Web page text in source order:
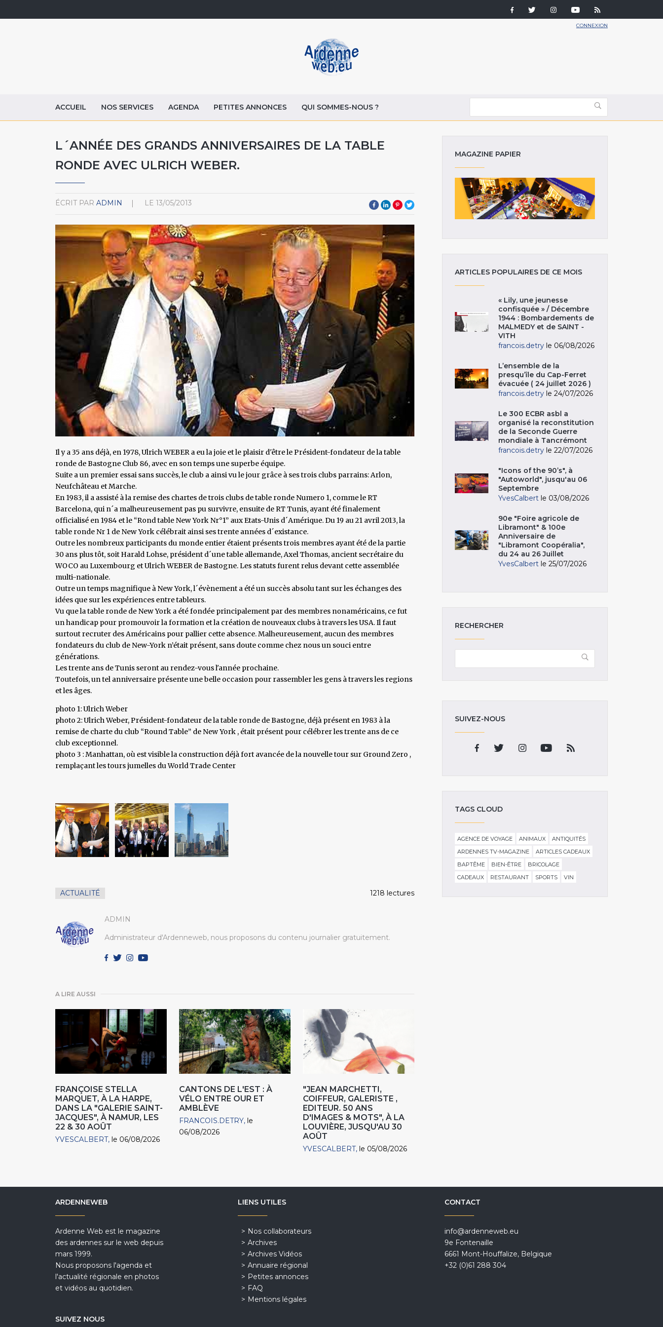
CONNEXION
ACCUEIL NOS SERVICES AGENDA PETITES ANNONCES QUI SOMMES-NOUS ?
L´ANNÉE DES GRANDS ANNIVERSAIRES DE LA TABLE
RONDE AVEC ULRICH WEBER.
ÉCRIT PAR ADMIN LE 13/05/2013
Il y a 35 ans déjà, en 1978, Ulrich WEBER a eu la joie et le plaisir d'être le Président-fondateur de la table
ronde de Bastogne Club 86, avec en son temps une superbe équipe.
Suite a un premier essai sans succès, le club a ainsi vu le jour grâce à ses trois clubs parrains: Arlon,
Neufchâteau et Marche.
En 1983, il a assisté à la remise des chartes de trois clubs de table ronde Numero 1, comme le RT
Barcelona, qui n´a malheureusement pas pu survivre, ensuite de RT Tunis, ayant été finalement
officialisé en 1984 et le “Rond table New York Nr°1” aux Etats-Unis d´Amérique. Du 19 au 21 avril 2013, la
table ronde Nr 1 de New York célébrait ainsi ses trente années d´existance.
Outre les nombreux participants du monde entier étaient présents trois membres ayant été de la partie
30 ans plus tôt, soit Harald Lohse, président d´une table allemande, Axel Thomas, ancient secrétaire du
WOCO au Luxembourg et Ulrich WEBER de Bastogne. Les statuts furent relus devant cette assemblée
multi-nationale.
Outre un temps magnifique à New York, l´évènement a été un succès absolu tant sur les échanges des
idées que sur les expériences entre tableurs.
Vu que la table ronde de New York a été fondée principalement par des membres nonaméricains, ce fut
un handicap pour promouvoir la formation et la création de nouveaux clubs à travers les USA. Il faut
surtout recruter des Américains pour pallier cette absence. Malheureusement, aucun des membres
fondateurs du club de New-York n’était présent, sans doute comme chez nous un souci entre
générations.
Les trente ans de Tunis seront au rendez-vous l'année prochaine.
Toutefois, un tel anniversaire présente une belle occasion pour rassembler les gens à travers les regions
et les âges.
photo 1: Ulrich Weber
photo 2: Ulrich Weber, Président-fondateur de la table ronde de Bastogne, déjà présent en 1983 à la
remise de charte du club “Round Table” de New York , était présent pour célébrer les trente ans de ce
club exceptionnel.
photo 3 : Manhattan, où est visible la construction déjà fort avancée de la nouvelle tour sur Ground Zero ,
remplaçant les tours jumelles du World Trade Center
ACTUALITÉ 1218 lectures
ADMIN
Administrateur d'Ardenneweb, nous proposons du contenu journalier gratuitement.
A LIRE AUSSI
FRANÇOISE STELLA
MARQUET, À LA HARPE,
DANS LA "GALERIE SAINT-
JACQUES", À NAMUR, LES
22 & 30 AOÛT
YVESCALBERT le 06/08/2026
CANTONS DE L'EST : À
VÉLO ENTRE OUR ET
AMBLÈVE
FRANCOIS.DETRY le
06/08/2026
"JEAN MARCHETTI,
COIFFEUR, GALERISTE ,
EDITEUR. 50 ANS
D'IMAGES & MOTS", À LA
LOUVIÈRE, JUSQU'AU 30
AOÛT
YVESCALBERT le 05/08/2026
MAGAZINE PAPIER
ARTICLES POPULAIRES DE CE MOIS
« Lily, une jeunesse
confisquée » / Décembre
1944 : Bombardements de
MALMEDY et de SAINT -
VITH
francois.detry le 06/08/2026
L’ensemble de la
presqu’île du Cap-Ferret
évacuée ( 24 juillet 2026 )
francois.detry le 24/07/2026
Le 300 ECBR asbl a
organisé la reconstitution
de la Seconde Guerre
mondiale à Tancrémont
francois.detry le 22/07/2026
"Icons of the 90’s", à
"Autoworld", jusqu'au 06
Septembre
YvesCalbert le 03/08/2026
90e "Foire agricole de
Libramont" & 100e
Anniversaire de
"Libramont Coopéralia",
du 24 au 26 Juillet
YvesCalbert le 25/07/2026
RECHERCHER
SUIVEZ-NOUS
TAGS CLOUD
AGENCE DE VOYAGE ANIMAUX
ANTIQUITÉS
ARDENNES TV-MAGAZINE
ARTICLES CADEAUX
BAPTÊME
BIEN-ÊTRE
BRICOLAGE
CADEAUX
RESTAURANT SPORTS VIN
ARDENNEWEB
Ardenne Web est le magazine
des ardennes sur le web depuis
mars 1999.
Nous proposons l'agenda et
l'actualité régionale en photos
et vidéos au quotidien.
SUIVEZ NOUS
LIENS UTILES
Nos collaborateurs
Archives
Archives Vidéos
Annuaire régional
Petites annonces
FAQ
Mentions légales
CONTACT
info@ardenneweb.eu
9e Fontenaille
6661 Mont-Houffalize, Belgique
+32 (0)61 288 304